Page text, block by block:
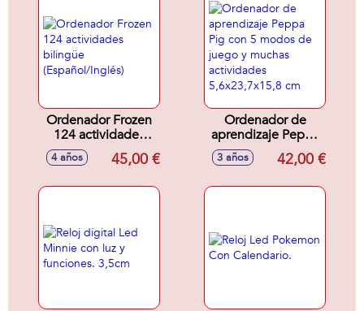
Ordenador Frozen
124 actividades
bilingüe
(Español/Inglés)
4 años 45,00 €
Ordenador de
aprendizaje Peppa
Pig con 5 modos
de juego y muchas
3 años 42,00 €